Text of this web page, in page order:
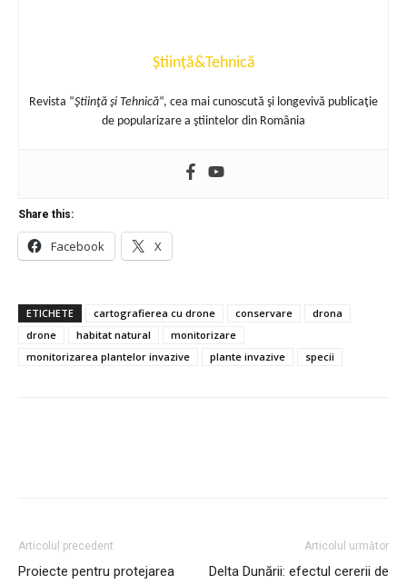
Știință&Tehnică
Revista “Ştiinţă şi Tehnică“, cea mai cunoscută şi longevivă publicaţie
de popularizare a ştiintelor din România
Share this:
Facebook X
ETICHETE cartografierea cu drone conservare
drona
drone
habitat natural
monitorizare
monitorizarea plantelor invazive
plante invazive specii
Articolul precedent
Proiecte pentru protejarea
Articolul următor
Delta Dunării: efectul cererii de